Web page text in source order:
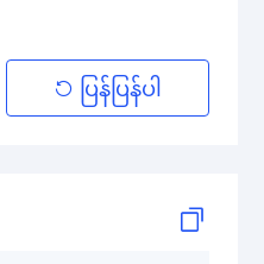
ပြန်ပြန်ပါ